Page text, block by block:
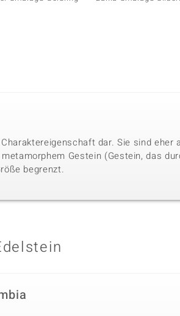
dar. Sie sind eher
Gestein (Gestein, das
begrenzt.